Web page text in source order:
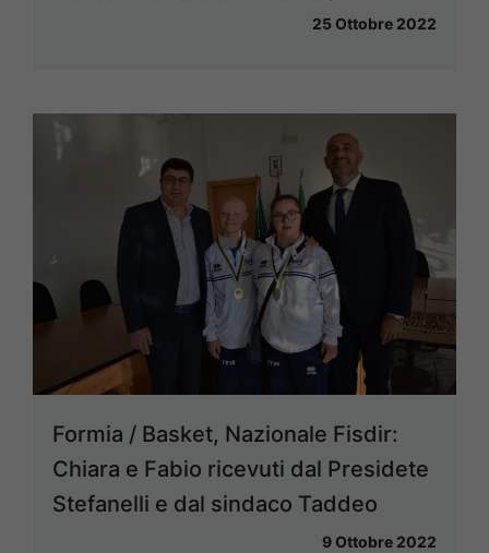
25 Ottobre 2022
Formia / Basket, Nazionale Fisdir:
Chiara e Fabio ricevuti dal Presidete
Stefanelli e dal sindaco Taddeo
9 Ottobre 2022